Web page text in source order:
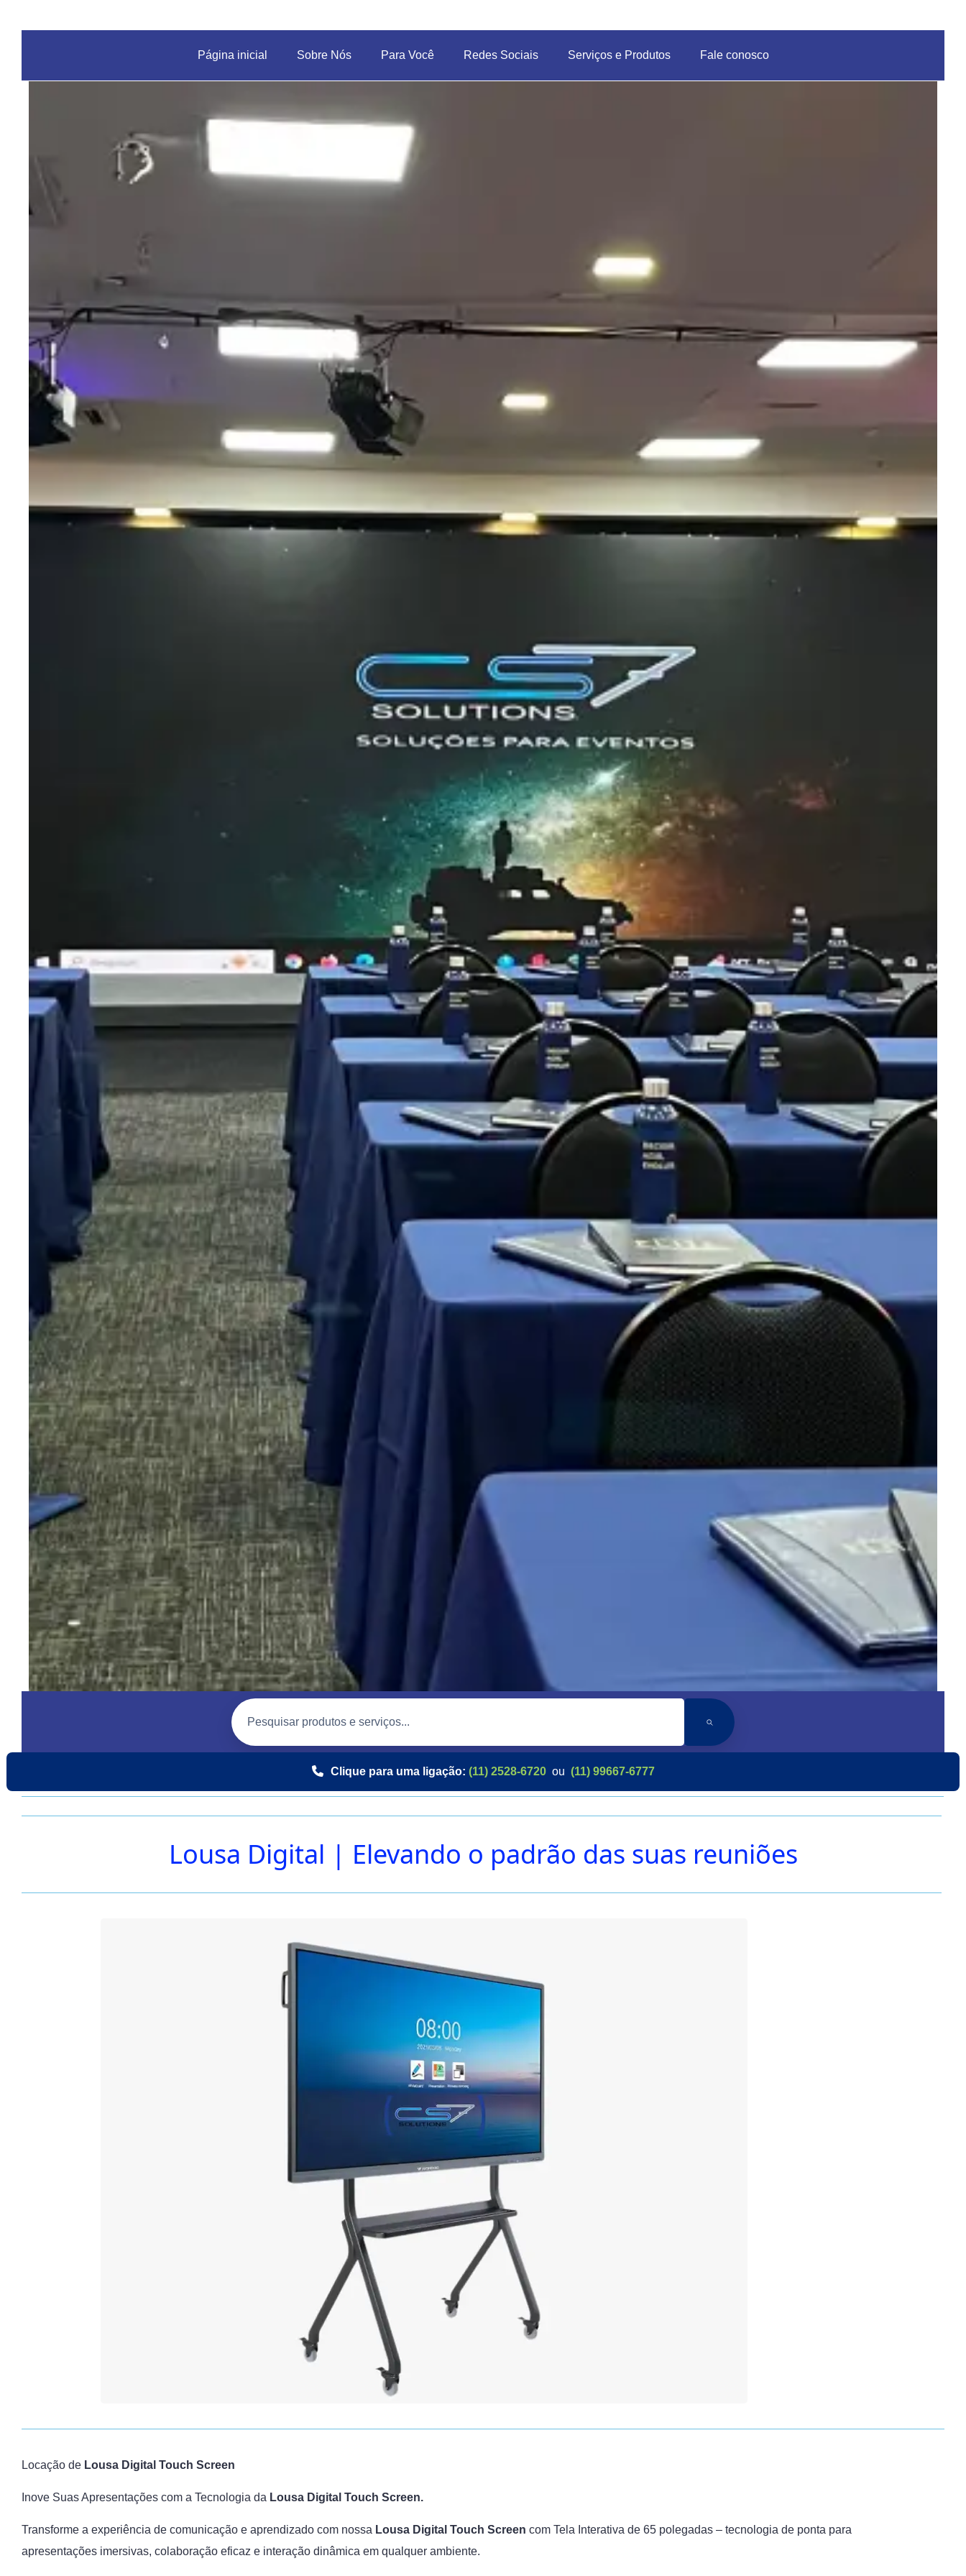
Página inicial Sobre Nós Para Você Redes Sociais Serviços e Produtos Fale conosco
Clique para uma ligação: (11) 2528-6720 ou (11) 99667-6777
Lousa Digital | Elevando o padrão das suas reuniões
Locação de Lousa Digital Touch Screen
Inove Suas Apresentações com a Tecnologia da Lousa Digital Touch Screen.
Transforme a experiência de comunicação e aprendizado com nossa Lousa Digital Touch Screen com Tela Interativa de 65 polegadas – tecnologia de ponta para
apresentações imersivas, colaboração eficaz e interação dinâmica em qualquer ambiente.